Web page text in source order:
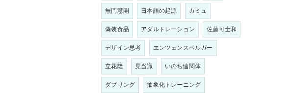
無門慧開
日本語の起源
カミュ
偽装食品
アダルトレーション
佐藤可士和
デザイン思考
エンツェンスベルガー
立花隆
見当識
いのち連関体
ダブリング
抽象化トレーニング